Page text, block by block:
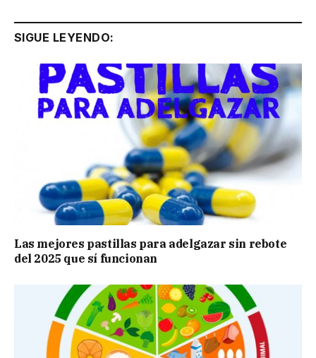
SIGUE LEYENDO:
Las mejores pastillas para adelgazar sin rebote
del 2025 que sí funcionan